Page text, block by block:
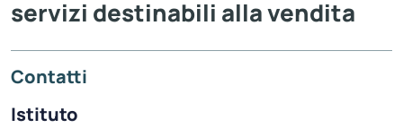
servizi destinabili alla vendita
Contatti
Istituto